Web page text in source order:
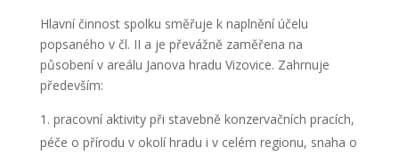
Hlavní činnost spolku směřuje k naplnění účelu
popsaného v čl. II a je převážně zaměřena na
působení v areálu Janova hradu Vizovice. Zahrnuje
především:
pracovní aktivity při stavebně konzervačních pracích,
péče o přírodu v okolí hradu i v celém regionu, snaha o